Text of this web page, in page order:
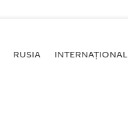
RUSIA INTERNAȚIONAL